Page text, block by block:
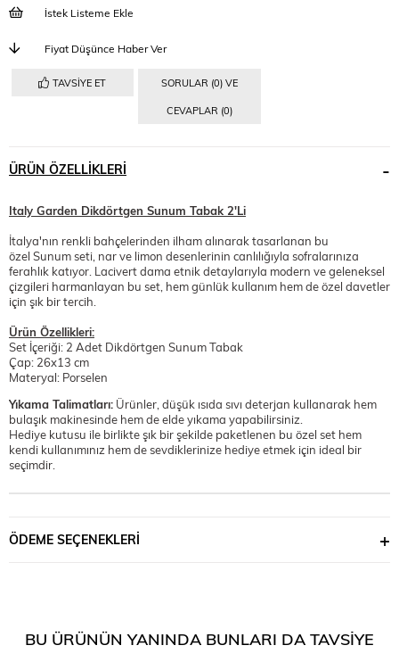
İstek Listeme Ekle
Fiyat Düşünce Haber Ver
TAVSIYE ET SORULAR (0) VE
CEVAPLAR (0)
ÜRÜN ÖZELLIKLERI
Italy Garden Dikdörtgen Sunum Tabak 2'Li
İtalya'nın renkli bahçelerinden ilham alınarak tasarlanan bu
özel Sunum seti, nar ve limon desenlerinin canlılığıyla sofralarınıza
ferahlık katıyor. Lacivert dama etnik detaylarıyla modern ve geleneksel
çizgileri harmanlayan bu set, hem günlük kullanım hem de özel davetler
için şık bir tercih.
Ürün Özellikleri:
Set İçeriği: 2 Adet Dikdörtgen Sunum Tabak
Çap: 26x13 cm
Materyal: Porselen
Yıkama Talimatları: Ürünler, düşük ısıda sıvı deterjan kullanarak hem
bulaşık makinesinde hem de elde yıkama yapabilirsiniz.
Hediye kutusu ile birlikte şık bir şekilde paketlenen bu özel set hem
kendi kullanımınız hem de sevdiklerinize hediye etmek için ideal bir
seçimdir.
ÖDEME SEÇENEKLERI
BU ÜRÜNÜN YANINDA BUNLARI DA TAVSIYE